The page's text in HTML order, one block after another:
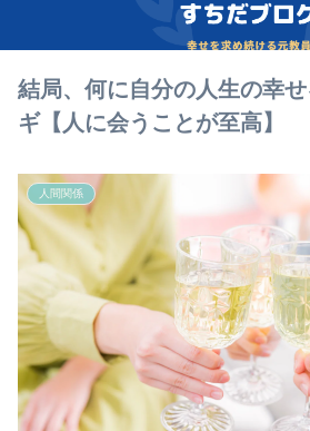
結局、何に自分の人生の幸
ギ【人に会うことが至高】
人間関係